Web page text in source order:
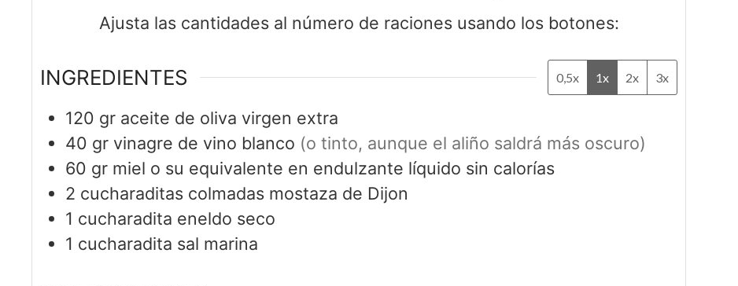
Ajusta las cantidades al número de raciones usando los botones:
INGREDIENTES 0,5x 1x 2x 3x
120 gr aceite de oliva virgen extra
40 gr vinagre de vino blanco (o tinto, aunque el aliño saldrá más oscuro)
60 gr miel o su equivalente en endulzante líquido sin calorías
2 cucharaditas colmadas mostaza de Dijon
1 cucharadita eneldo seco
1 cucharadita sal marina